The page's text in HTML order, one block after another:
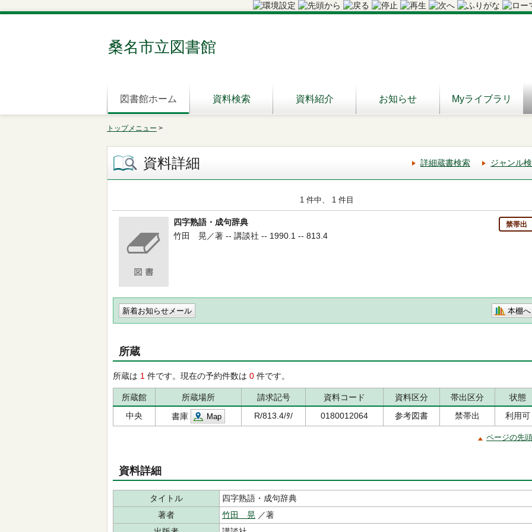
桑名市立図書館
図書館ホーム 資料検索 資料紹介 お知らせ Myライブラリ
トップメニュー >
資料詳細 詳細蔵書検索 ジャンル
1 件中、 1 件目
四字熟語・成句辞典 禁帯出
竹田 晃／著 -- 講談社 -- 1990.1 -- 813.4
新着お知らせメール 本棚へ
所蔵
所蔵は 1 件です。現在の予約件数は 0 件です。
所蔵館 所蔵場所 請求記号 資料コード 資料区分 帯出区分
状態
中央
書庫 Map R/813.4/ﾀ/ 0180012064 参考図書 禁帯出 利用可
ページの先
資料詳細
タイトル
四字熟語・成句辞典
著者
竹田 晃 ／著